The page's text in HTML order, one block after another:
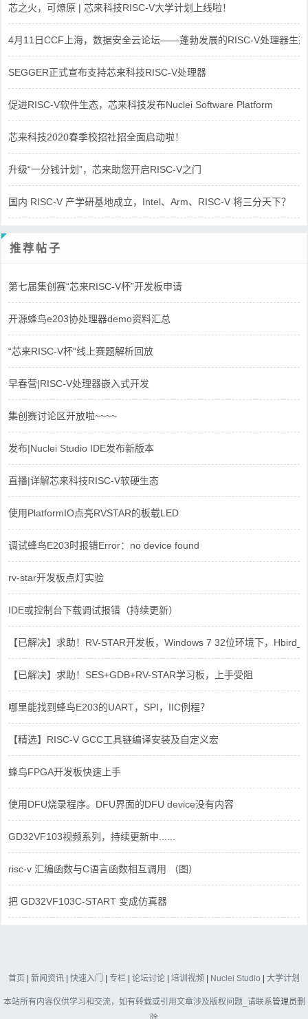
芯之火，可燎原 | 芯来科技RISC-V大学计划上线啦！
4月11日CCF上海，数据安全云论坛——蓬勃发展的RISC-V处理器生态
SEGGER正式宣布支持芯来科技RISC-V处理器
促进RISC-V软件生态，芯来科技发布Nuclei Software Platform
芯来科技2020春季校招社招全面启动啦！
升级“一分钱计划”，芯来助您开启RISC-V之门
国内 RISC-V 产学研基地成立，Intel、Arm、RISC-V 将三分天下？
推荐帖子
第七届集创赛“芯来RISC-V杯”开发板申请
开源蜂鸟e203协处理器demo资料汇总
“芯来RISC-V杯”线上赛题解析回放
早春营|RISC-V处理器嵌入式开发
集创赛讨论区开放啦~~~~
发布|Nuclei Studio IDE发布新版本
直播|详解芯来科技RISC-V软硬生态
使用PlatformIO点亮RVSTAR的板载LED
调试蜂鸟E203时报错Error：no device found
rv-star开发板点灯实验
IDE或控制台下载调试报错（持续更新）
【已解决】求助！RV-STAR开发板，Windows 7 32位环境下，
【已解决】求助！SES+GDB+RV-STAR学习板，上手受阻
哪里能找到蜂鸟E203的UART，SPI，IIC例程？
【精选】RISC-V GCC工具链编译安装及自定义宏
蜂鸟FPGA开发板快速上手
使用DFU烧录程序。DFU界面的DFU device没有内容
GD32VF103视频系列，持续更新中......
risc-v 汇编函数与C语言函数相互调用 （图）
把 GD32VF103C-START 变成仿真器
首页 | 新闻资讯 | 快速入门 | 专栏 | 论坛讨论 | 培训视频 | Nuclei Studio | 大学计划
本站所有内容仅供学习和交流，如有转载或引用文章涉及版权问题_请联系管理员删